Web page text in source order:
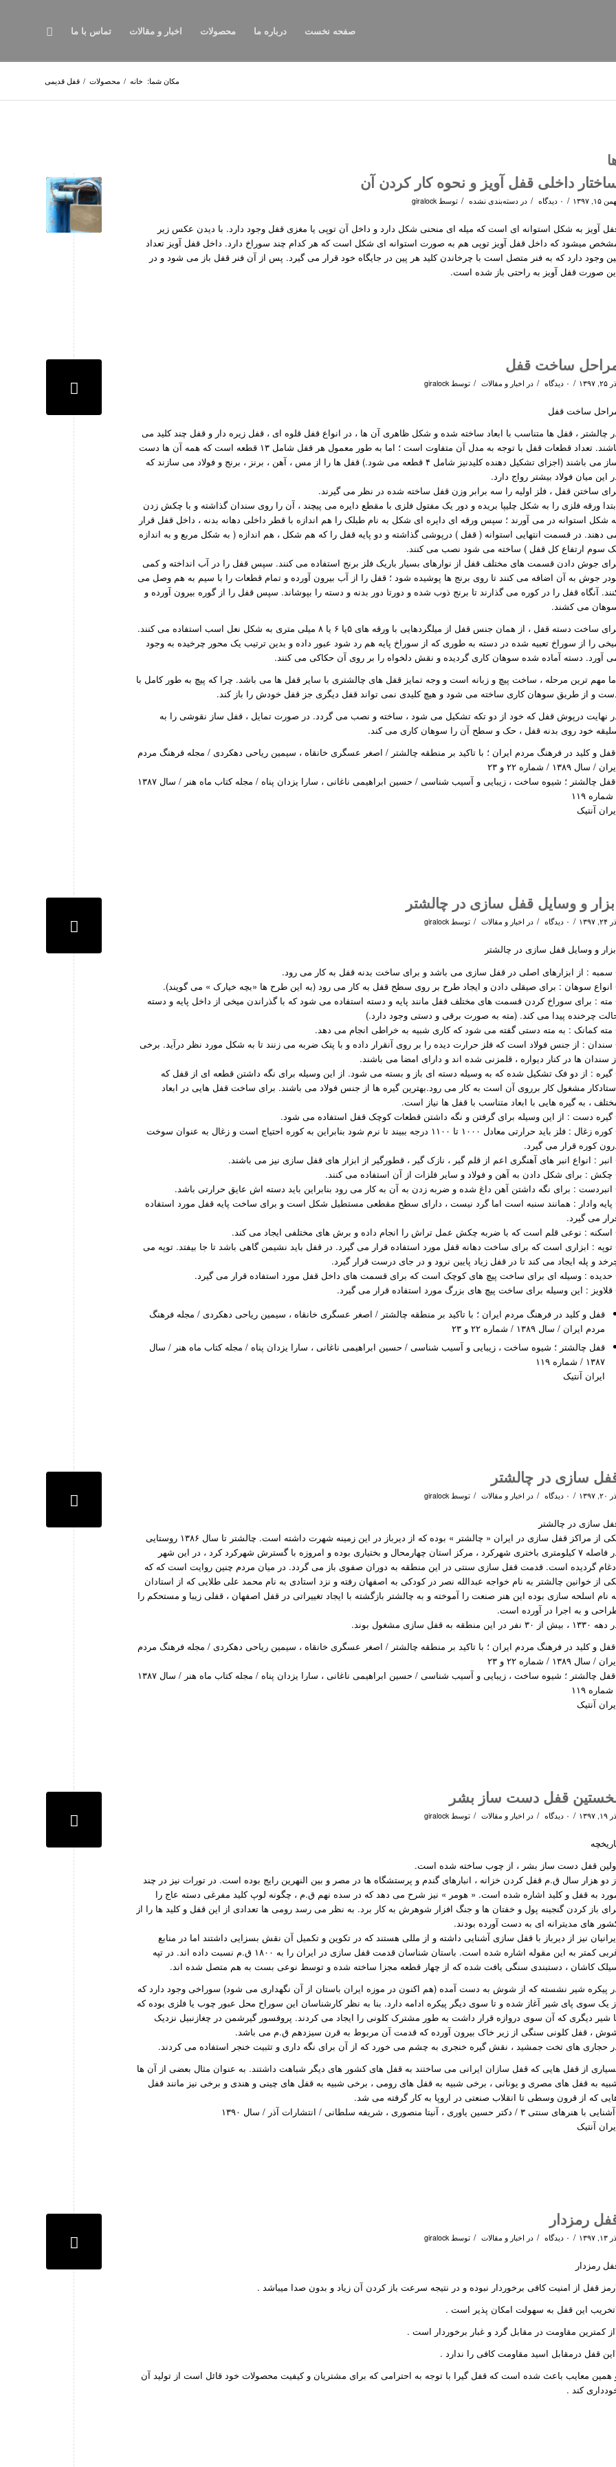
صفحه نخست درباره ما محصولات اخبار و مقالات تماس با ما
مکان شما: خانه / محصولات / قفل قدیمی
داخلی قفل آویز و نحوه کار کردن آن
۱۵, ۱۳۹۷ / ۰ دیدگاه / در دسته‌بندی نشده / توسط giralock
آویز به شکل استوانه ای است که میله ای منحنی شکل دارد و داخل آن توپی یا مغزی قفل وجود دارد. با دیدن عکس زیر
میشود که داخل قفل آویز توپی هم به صورت استوانه ای شکل است که هر کدام چند سوراخ دارد. داخل قفل آویز تعداد
وجود دارد که به فنر متصل است با چرخاندن کلید هر پین در جایگاه خود قرار می گیرد. پس از آن فنر قفل باز می شود و در
صورت قفل آویز به راحتی باز شده است.
ساخت قفل
/ ۰ دیدگاه / در اخبار و مقالات / توسط giralock
ساخت قفل
چالشتر ، قفل ها متناسب با ابعاد ساخته شده و شکل ظاهری آن ها ، در انواع قفل قلوه ای ، قفل زیره دار و قفل چند کلید می
باشند. تعداد قطعات قفل با توجه به مدل آن متفاوت است ؛ اما به طور معمول هر قفل شامل ۱۳ قطعه است که همه آن ها دست
ساز می باشند (اجزای تشکیل دهنده کلیدنیز شامل ۴ قطعه می شود.) قفل ها را از مس ، آهن ، برنز ، برنج و فولاد می سازند که
این میان فولاد بیشتر رواج دارد.
ساختن قفل ، فلز اولیه را سه برابر وزن قفل ساخته شده در نظر می گیرند.
ورقه فلزی را به شکل چلیپا بریده و دور یک مفتول فلزی با مقطع دایره می پیچند ، آن را روی سندان گذاشته و با چکش زدن
شکل استوانه در می آورند ؛ سپس ورقه ای دایره ای شکل به نام طبلک را هم اندازه با قطر داخلی دهانه بدنه ، داخل قفل قرار
دهند. در قسمت انتهایی استوانه ( قفل ) درپوشی گذاشته و دو پایه قفل را که هم شکل ، هم اندازه ( به شکل مربع و به اندازه
سوم ارتفاع کل قفل ) ساخته می شود نصب می کنند.
جوش دادن قسمت های مختلف قفل از نوارهای بسیار باریک فلز برنج استفاده می کنند. سپس قفل را در آب انداخته و کمی
جوش به آن اضافه می کنند تا روی برنج ها پوشیده شود ؛ قفل را از آب بیرون آورده و تمام قطعات را با سیم به هم وصل می
آنگاه قفل را در کوره می گذارند تا برنج ذوب شده و دورتا دور بدنه و دسته را بپوشاند. سپس قفل را از گوره بیرون آورده و
می کشند.
برای ساخت دسته قفل ، از همان جنس قفل از میلگردهایی با ورقه های ۵یا ۶ یا ۸ میلی متری به شکل نعل اسب استفاده می کنند.
را از سوراخ تعبیه شده در دسته به طوری که از سوراخ پایه هم رد شود عبور داده و بدین ترتیب یک محور چرخیده به وجود
آورد. دسته آماده شده سوهان کاری گردیده و نقش دلخواه را بر روی آن حکاکی می کنند.
مهم ترین مرحله ، ساخت پیچ و زبانه است و وجه تمایز قفل های چالشتری با سایر قفل ها می باشد. چرا که پیچ به طور کامل با
و از طریق سوهان کاری ساخته می شود و هیچ کلیدی نمی تواند قفل دیگری جز قفل خودش را باز کند.
نهایت درپوش قفل که خود از دو تکه تشکیل می شود ، ساخته و نصب می گردد. در صورت تمایل ، قفل ساز نقوشی را به
خود روی بدنه قفل ، حک و سطح آن را سوهان کاری می کند.
و کلید در فرهنگ مردم ایران ؛ با تاکید بر منطقه چالشتر / اصغر عسگری خانقاه ، سیمین ریاحی دهکردی / مجله فرهنگ مردم
/ سال ۱۳۸۹ / شماره ۲۲ و ۲۳
•قفل چالشتر ؛ شیوه ساخت ، زیبایی و آسیب شناسی / حسین ابراهیمی ناغانی ، سارا یزدان پناه / مجله کتاب ماه هنر / سال ۱۳۸۷
۱۱۹
آنتیک
و وسایل قفل سازی در چالشتر
/ ۰ دیدگاه / در اخبار و مقالات / توسط giralock
و وسایل قفل سازی در چالشتر
سمبه : از ابزارهای اصلی در قفل سازی می باشد و برای ساخت بدنه قفل به کار می رود.
انواع سوهان : برای صیقلی دادن و ایجاد طرح بر روی سطح قفل به کار می رود (به این طرح ها «بچه خیارک » می گویند).
مته : برای سوراخ کردن قسمت های مختلف قفل مانند پایه و دسته استفاده می شود که با گذراندن میخی از داخل پایه و دسته
چرخنده پیدا می کند. (مته به صورت برقی و دستی وجود دارد.)
مته کمانک : به مته دستی گفته می شود که کاری شبیه به خراطی انجام می دهد.
سندان : از جنس فولاد است که فلز حرارت دیده را بر روی آنقرار داده و با پتک ضربه می زنند تا به شکل مورد نظر درآید. برخی
سندان ها در کنار دیواره ، قلمزنی شده اند و دارای امضا می باشند.
گیره : از دو فک تشکیل شده که به وسیله دسته ای باز و بسته می شود. از این وسیله برای نگه داشتن قطعه ای از قفل که
مشغول کار برروی آن است به کار می رود.بهترین گیره ها از جنس فولاد می باشند. برای ساخت قفل هایی در ابعاد
، به گیره هایی با ابعاد متناسب با قفل ها نیاز است.
گیره دست : از این وسیله برای گرفتن و نگه داشتن قطعات کوچک قفل استفاده می شود.
• کوره زغال : فلز باید حرارتی معادل ۱۰۰۰ تا ۱۱۰۰ درجه ببیند تا نرم شود بنابراین به کوره احتیاج است و زغال به عنوان سوخت
کوره قرار می گیرد.
انبر : انواع انبر های آهنگری اعم از قلم گیر ، نازک گیر ، قطورگیر از ابزار های قفل سازی نیز می باشند.
چکش : برای شکل دادن به آهن و فولاد و سایر فلزات از آن استفاده می کنند.
انبردست : برای نگه داشتن آهن داغ شده و ضربه زدن به آن به کار می رود بنابراین باید دسته اش عایق حرارتی باشد.
پایه وادار : همانند سنبه است اما گرد نیست ، دارای سطح مقطعی مستطیل شکل است و برای ساخت پایه قفل مورد استفاده
می گیرد.
اسکنه : نوعی قلم است که با ضربه چکش عمل تراش را انجام داده و برش های مختلفی ایجاد می کند.
توپه : ابزاری است که برای ساخت دهانه قفل مورد استفاده قرار می گیرد. در قفل باید نشیمن گاهی باشد تا جا بیفتد. توپه می
و پله ایجاد می کند تا در قفل زیاد پایین نرود و در جای درست قرار گیرد.
حدیده : وسیله ای برای ساخت پیچ های کوچک است که برای قسمت های داخل قفل مورد استفاده قرار می گیرد.
قلاویز : این وسیله برای ساخت پیچ های بزرگ مورد استفاده قرار می گیرد.
قفل و کلید در فرهنگ مردم ایران ؛ با تاکید بر منطقه چالشتر / اصغر عسگری خانقاه ، سیمین ریاحی دهکردی / مجله فرهنگ
مردم ایران / سال ۱۳۸۹ / شماره ۲۲ و ۲۳
قفل چالشتر ؛ شیوه ساخت ، زیبایی و آسیب شناسی / حسین ابراهیمی ناغانی ، سارا یزدان پناه / مجله کتاب ماه هنر / سال
۱۳۸۷ / شماره ۱۱۹
ایران آنتیک
سازی در چالشتر
/ ۰ دیدگاه / در اخبار و مقالات / توسط giralock
سازی در چالشتر
یکی از مراکز قفل سازی در ایران « چالشتر » بوده که از دیرباز در این زمینه شهرت داشته است. چالشتر تا سال ۱۳۸۶ روستایی
در فاصله ۷ کیلومتری باختری شهرکرد ، مرکز استان چهارمحال و بختیاری بوده و امروزه با گسترش شهرکرد کرد ، در این شهر
گردیده است. قدمت قفل سازی سنتی در این منطقه به دوران صفوی باز می گردد. در میان مردم چنین روایت است که که
از خوانین چالشتر به نام خواجه عبدالله نصر در کودکی به اصفهان رفته و نزد استادی به نام محمد علی طلایی که از استادان
نام اسلحه سازی بوده این هنر صنعت را آموخته و به چالشتر بازگشته با ایجاد تغییراتی در قفل اصفهان ، قفلی زیبا و مستحکم را
و به اجرا در آورده است.
، بیش از ۳۰ نفر در این منطقه به قفل سازی مشغول بوند.
و کلید در فرهنگ مردم ایران ؛ با تاکید بر منطقه چالشتر / اصغر عسگری خانقاه ، سیمین ریاحی دهکردی / مجله فرهنگ مردم
/ سال ۱۳۸۹ / شماره ۲۲ و ۲۳
•قفل چالشتر ؛ شیوه ساخت ، زیبایی و آسیب شناسی / حسین ابراهیمی ناغانی ، سارا یزدان پناه / مجله کتاب ماه هنر / سال ۱۳۸۷
۱۱۹
آنتیک
قفل دست ساز بشر
/ ۰ دیدگاه / در اخبار و مقالات / توسط giralock
قفل دست ساز بشر ، از چوب ساخته شده است.
دو هزار سال ق.م قفل کردن خزانه ، انبارهای گندم و پرستشگاه ها در مصر و بین النهرین رایج بوده است. در تورات نیز در چند
به قفل و کلید اشاره شده است. « هومر » نیز شرح می دهد که در سده نهم ق.م ، چگونه لوپ کلید مفرغی دسته عاج را
باز کردن گنجینه پول و خفتان ها و جنگ افزار شوهرش به کار برد. به نظر می رسد رومی ها تعدادی از این قفل و کلید ها را از
های مدیترانه ای به دست آورده بودند.
نیز از دیرباز با قفل سازی آشنایی داشته و از مللی هستند که در تکوین و تکمیل آن نقش بسزایی داشتند اما در منابع
غربی کمتر به این مقوله اشاره شده است. باستان شناسان قدمت قفل سازی در ایران را به ۱۸۰۰ ق.م نسبت داده اند. در تپه
کاشان ، دستبندی سنگی یافت شده که از چهار قطعه مجزا ساخته شده و توسط نوعی بست به هم متصل شده اند.
پیکره شیر نشسته که از شوش به دست آمده (هم اکنون در موزه ایران باستان از آن نگهداری می شود) سوراخی وجود دارد که
یک سوی پای شیر آغاز شده و تا سوی دیگر پیکره ادامه دارد. بنا به نظر کارشناسان این سوراح محل عبور چوب یا فلزی بوده که
شیر دیگری که آن سوی دروازه قرار داشت به طور مشترک کلونی را ایجاد می کردند. پروفسور گیرشمن در چغازنبیل نزدیک
، قفل کلونی سنگی از زیر خاک بیرون آورده که قدمت آن مربوط به قرن سیزدهم ق.م می باشد.
حجاری های تخت جمشید ، نقش گیره خنجری به چشم می خورد که از آن برای نگه داری و تثبیت خنجر استفاده می کردند.
از قفل هایی که قفل سازان ایرانی می ساختند به قفل های کشور های دیگر شباهت داشتند. به عنوان مثال بعضی از آن ها
به قفل های مصری و یونانی ، برخی شبیه به قفل های رومی ، برخی شبیه به قفل های چینی و هندی و برخی نیز مانند قفل
که از قرون وسطی تا انقلاب صنعتی در اروپا به کار گرفته می شد.
با هنرهای سنتی ۳ / دکتر حسین یاوری ، آنیتا منصوری ، شریفه سلطانی / انتشارات آذر / سال ۱۳۹۰
آنتیک
رمزدار
/ ۰ دیدگاه / در اخبار و مقالات / توسط giralock
رمزدار
قفل از امنیت کافی برخوردار نبوده و در نتیجه سرعت باز کردن آن زیاد و بدون صدا میباشد .
این قفل به سهولت امکان پذیر است .
کمترین مقاومت در مقابل گرد و غبار برخوردار است .
قفل درمقابل اسید مقاومت کافی را ندارد .
همین معایب باعث شده است که قفل گیرا با توجه به احترامی که برای مشتریان و کیفیت محصولات خود قائل است از تولید آن
کند .